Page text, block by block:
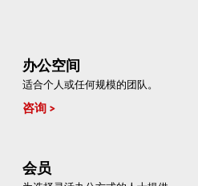
办公空间
适合个人或任何规模的团队。
咨询
会员